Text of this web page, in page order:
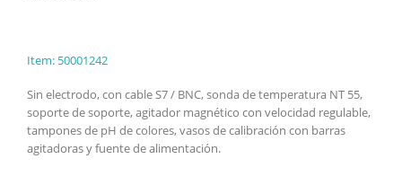
Item: 50001242
Sin electrodo, con cable S7 / BNC, sonda de temperatura NT 55,
soporte de soporte, agitador magnético con velocidad regulable,
tampones de pH de colores, vasos de calibración con barras
agitadoras y fuente de alimentación.